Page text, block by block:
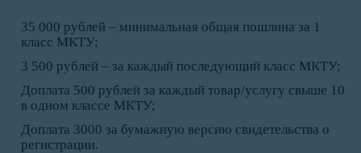
35 000 рублей – минимальная общая пошлина за 1
класс МКТУ;
3 500 рублей – за каждый последующий класс МКТУ;
Доплата 500 рублей за каждый товар/услугу свыше 10
в одном классе МКТУ;
Доплата 3000 за бумажную версию свидетельства о
регистрации.